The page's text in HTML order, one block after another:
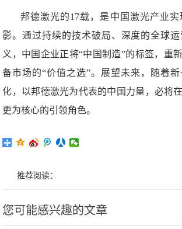
邦德激光的17载，是中国激光产业
影。通过持续的技术破局、深度的全球
义，中国企业正将“中国制造”的标签，重
备市场的“价值之选”。展望未来，随着
化，以邦德激光为代表的中国力量，必将
更为核心的引领角色。
推荐阅读：
您可能感兴趣的文章